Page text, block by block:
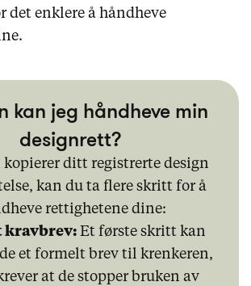
det enklere å håndheve
kan jeg håndheve min
designrett?
kopierer ditt registrerte design
kan du ta flere skritt for å
rettighetene dine:
kravbrev: Et første skritt kan
et formelt brev til krenkeren,
at de stopper bruken av